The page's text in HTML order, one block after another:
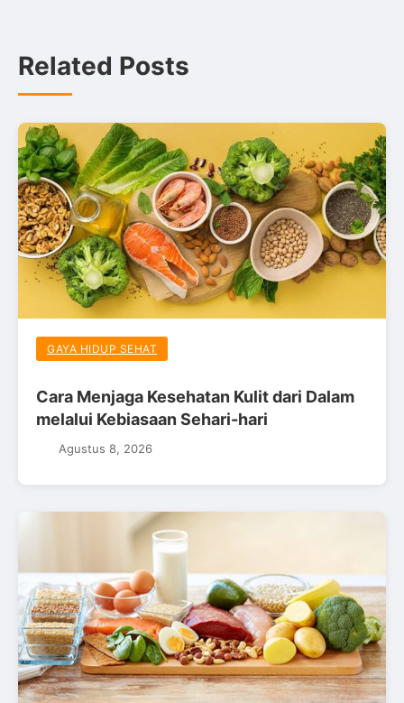
Related Posts
GAYA HIDUP SEHAT
Cara Menjaga Kesehatan Kulit dari Dalam
melalui Kebiasaan Sehari-hari
Agustus 8, 2026